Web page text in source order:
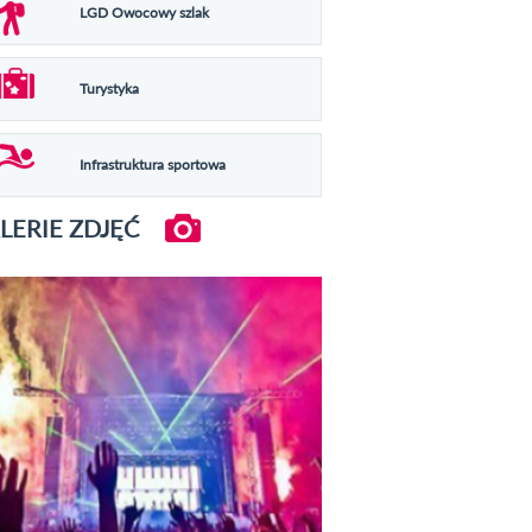
LGD Owocowy szlak
Turystyka
Infrastruktura sportowa
ZDJĘĆ